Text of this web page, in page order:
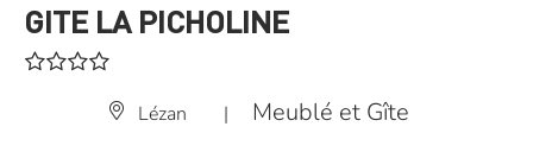
GITE LA PICHOLINE
Lézan | Meublé et Gîte